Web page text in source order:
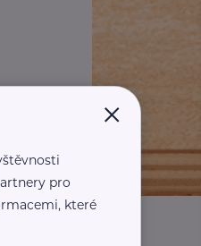
×
pro
které